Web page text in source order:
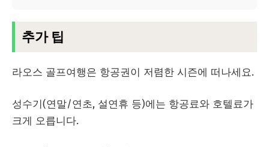
추가 팁
라오스 골프여행은 항공권이 저렴한 시즌에 떠나세요.
성수기(연말/연초, 설연휴 등)에는 항공료와 호텔료가
크게 오릅니다.